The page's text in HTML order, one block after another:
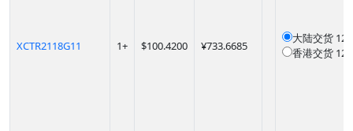
XCTR2118G11 1+ $100.4200 ¥733.6685
大陆交货
香港交货